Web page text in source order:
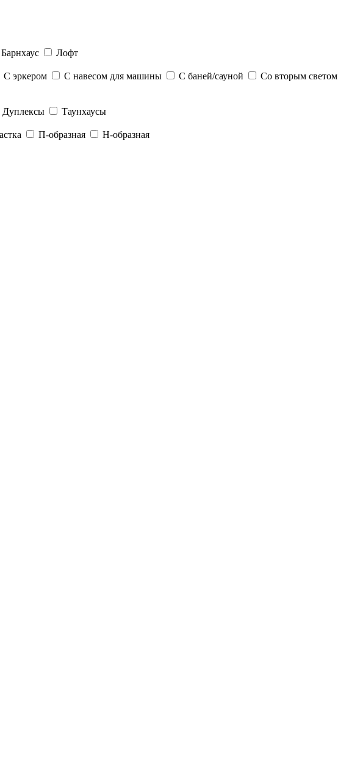
Барнхаус
Лофт
С эркером С навесом для машины С баней/сауной
Со вторым светом
Дуплексы
Таунхаусы
П-образная
Н-образная